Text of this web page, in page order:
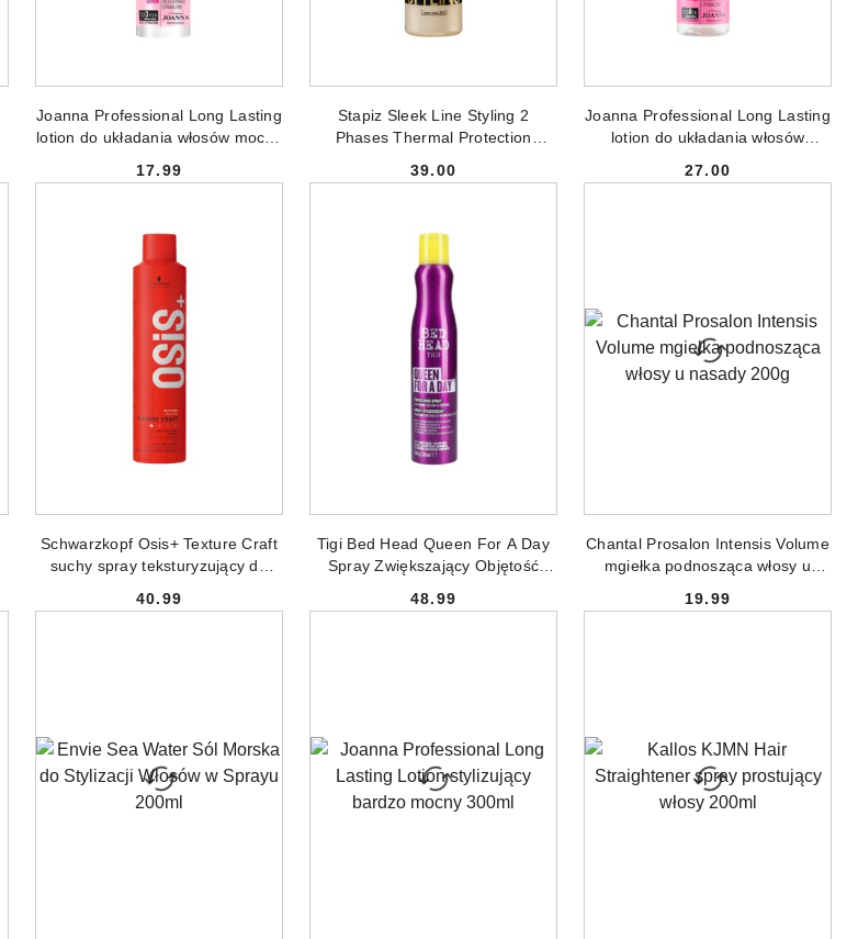
Joanna Professional Long Lasting
lotion do układania włosów mocny
Cena:
17.99
Stapiz Sleek Line Styling 2
Phases Thermal Protection
prostowania włosów 300ml
Cena:
39.00
Joanna Professional Long Lasting
lotion do układania włosów
Cena:
27.00
Schwarzkopf Osis+ Texture Craft
suchy spray teksturyzujący do
Cena:
40.99
Tigi Bed Head Queen For A Day
Spray Zwiększający Objętość
Cena:
48.99
Chantal Prosalon Intensis Volume
mgiełka podnosząca włosy u
Cena:
19.99